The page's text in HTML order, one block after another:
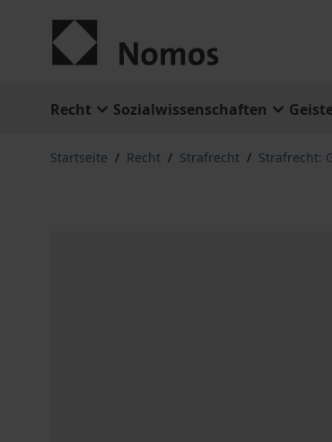
Recht Sozialwissenschaften
Startseite / Recht / Strafrecht / Strafrecht: